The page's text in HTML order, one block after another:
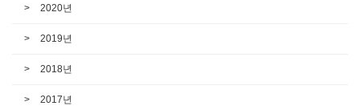
2020년
2019년
2018년
2017년